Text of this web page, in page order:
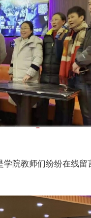
院教师们纷纷在线留